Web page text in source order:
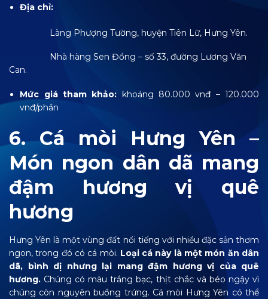
Địa chỉ:
Làng Phượng Tường, huyện Tiên Lữ, Hưng Yên.
Nhà hàng Sen Đồng – số 33, đường Lương Văn
Can.
Mức giá tham khảo: khoảng 80.000 vnđ – 120.000
vnđ/phần
6. Cá mòi Hưng Yên –
Món ngon dân dã mang
đậm hương vị quê
hương
Hưng Yên là một vùng đất nổi tiếng với nhiều đặc sản thơm
ngon, trong đó có cá mòi. Loại cá này là một món ăn dân
dã, bình dị nhưng lại mang đậm hương vị của quê
hương. Chúng có màu trắng bạc, thịt chắc và béo ngậy vì
chúng còn nguyên buồng trứng. Cá mòi Hưng Yên có thể